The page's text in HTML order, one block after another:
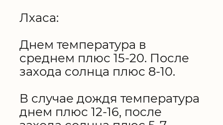
Лхаса:
Днем температура в
среднем плюс 15-20. После
захода солнца плюс 8-10.
В случае дождя температура
днем плюс 12-16, после